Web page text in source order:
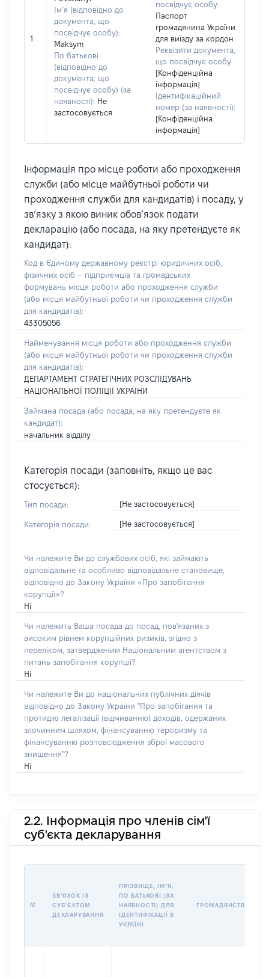
1
Ім’я (відповідно до
документа, що
посвідчує особу):
Maksym
По батькові
(відповідно до
документа, що
посвідчує особу) (за
наявності): Не
застосовується
посвідчує особу:
Паспорт
громадянина України
для виїзду за кордон
Реквізити документа,
що посвідчує особу:
[Конфіденційна
інформація]
Ідентифікаційний
номер (за наявності):
[Конфіденційна
інформація]
Інформація про місце роботи або проходження
служби (або місце майбутньої роботи чи
проходження служби для кандидатів) і посаду, у
зв’язку з якою виник обов’язок подати
декларацію (або посада, на яку претендуєте як
кандидат):
Код в Єдиному державному реєстрі юридичних осіб,
фізичних осіб – підприємців та громадських
формувань місця роботи або проходження служби
(або місця майбутньої роботи чи проходження служби
для кандидатів):
43305056
Найменування місця роботи або проходження служби
(або місця майбутньої роботи чи проходження служби
для кандидатів):
ДЕПАРТАМЕНТ СТРАТЕГІЧНИХ РОЗСЛІДУВАНЬ
НАЦІОНАЛЬНОЇ ПОЛІЦІЇ УКРАЇНИ
Займана посада (або посада, на яку претендуєте як
кандидат):
начальник відділу
Категорія посади (заповніть, якщо це вас
стосується):
Тип посади: [Не застосовується]
Категорія посади: [Не застосовується]
Чи належите Ви до службових осіб, які займають
відповідальне та особливо відповідальне становище,
відповідно до Закону України «Про запобігання
корупції»?
Ні
Чи належить Ваша посада до посад, пов'язаних з
високим рівнем корупційних ризиків, згідно з
переліком, затвердженим Національним агентством з
питань запобігання корупції?
Ні
Чи належите Ви до національних публічних діячів
відповідно до Закону України "Про запобігання та
протидію легалізації (відмиванню) доходів, одержаних
злочинним шляхом, фінансуванню тероризму та
фінансуванню розповсюдження зброї масового
знищення"?
Ні
2.2. Інформація про членів сім'ї
суб'єкта декларування
№
ЗВʼЯЗОК ІЗ
СУБʼЄКТОМ
ДЕКЛАРУВАННЯ
ПРІЗВИЩЕ, ІМʼЯ,
ПО БАТЬКОВІ (ЗА
НАЯВНОСТІ) ДЛЯ
ІДЕНТИФІКАЦІЇ В
УКРАЇНІ
ГРОМАДЯНСТВО